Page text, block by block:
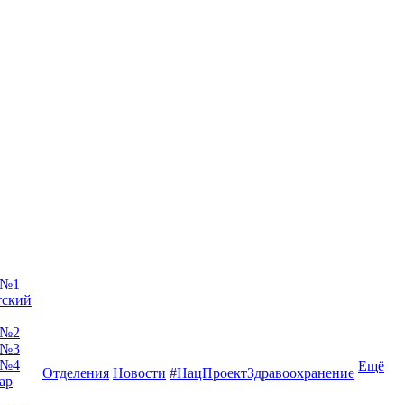
№2
№3
№4
Отделения Новости #НацПроектЗдравоохранение Ещё